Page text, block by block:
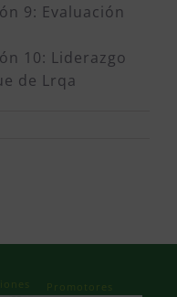
9: Evaluación
10: Liderazgo
de Lrqa
Promotores